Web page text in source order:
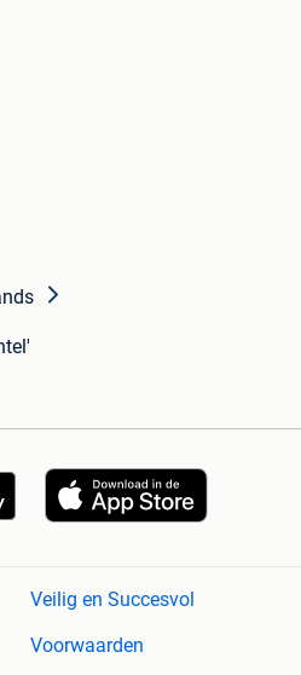
Veilig en Succesvol
Voorwaarden